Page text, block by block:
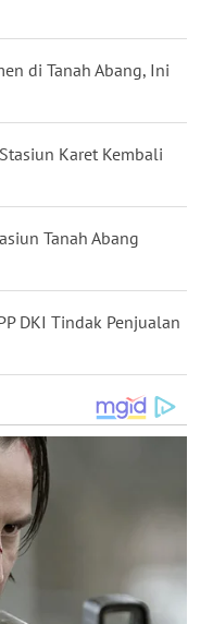
di Tanah Abang, Ini
Karet Kembali
Tanah Abang
DKI Tindak Penjualan